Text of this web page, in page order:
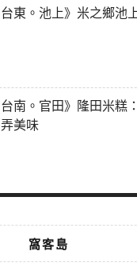
台東。池上》米之鄉池
台南。官田》隆田米糕
弄美味
窩客島